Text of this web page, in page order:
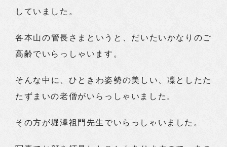
していました。
各本山の管長さまというと、だいたいかなりのご
高齢でいらっしゃいます。
そんな中に、ひときわ姿勢の美しい、凜としたた
たずまいの老僧がいらっしゃいました。
その方が堀澤祖門先生でいらっしゃいました。